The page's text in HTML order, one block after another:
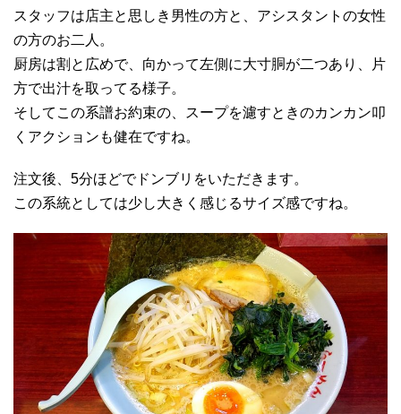
スタッフは店主と思しき男性の方と、アシスタントの女性
の方のお二人。
厨房は割と広めで、向かって左側に大寸胴が二つあり、片
方で出汁を取ってる様子。
そしてこの系譜お約束の、スープを濾すときのカンカン叩
くアクションも健在ですね。
注文後、5分ほどでドンブリをいただきます。
この系統としては少し大きく感じるサイズ感ですね。